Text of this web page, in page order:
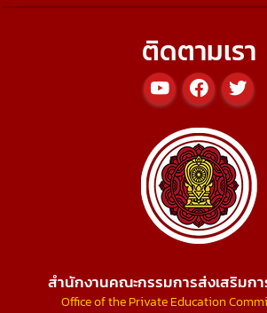
ติดตามเรา
สำนักงานคณะกรรมการส่งเสริมก
Office of the Private Education